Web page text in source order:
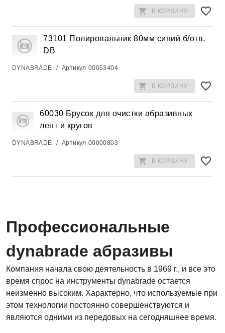
В КОРЗИНУ
73101 Полировальник 80мм синий б/отв.
DB
DYNABRADE / Артикул 00053404
В КОРЗИНУ
60030 Брусок для очистки абразивных
лент и кругов
DYNABRADE / Артикул 00000803
В КОРЗИНУ
Профессиональные
dynabrade абразивы
Компания начала свою деятельность в 1969 г., и все это
время спрос на инструменты dynabrade остается
неизменно высоким. Характерно, что используемые при
этом технологии постоянно совершенствуются и
являются одними из передовых на сегодняшнее время.